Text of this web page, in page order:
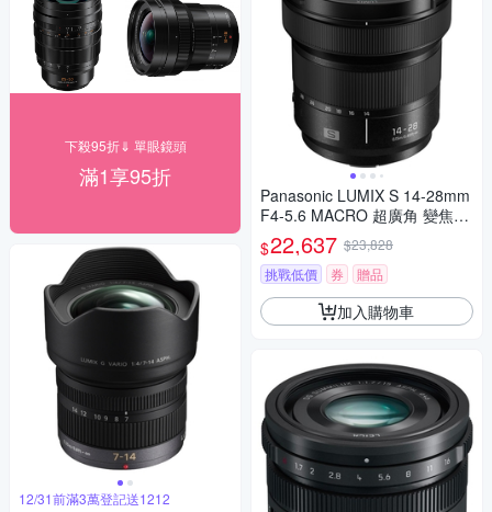
下殺95折⇓ 單眼鏡頭
滿1享95折
12/31前滿3萬登記送1212
Panasonic LUMIX S 14-28mm
F4-5.6 MACRO 超廣角 變焦鏡
頭 公司貨 S-R1428
$22,637 $23,828
挑戰低價
券 贈品
加入購物車